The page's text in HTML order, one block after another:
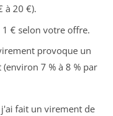
à 20 €).
€ selon votre offre.
provoque un
7 % à 8 % par
j'ai fait un virement de